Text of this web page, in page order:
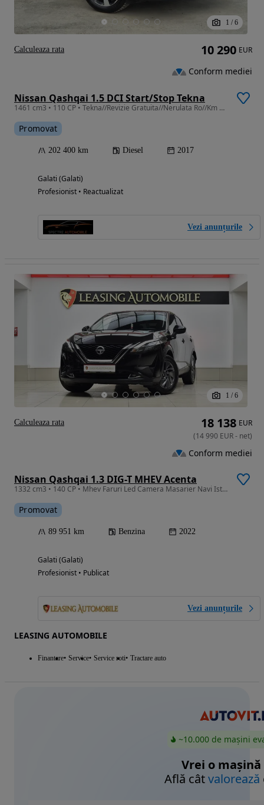
1 / 6
Nissan Qashqai 1.5 DCI Start/Stop Tekna
1461 cm3 • 110 CP • Tekna//Revizie Gratuita//Nerulata Ro//Km Certificati//Garantie
Promovat
202 400 km Diesel 2017
Galati (Galati)
Profesionist • Reactualizat
Vezi anunțurile
10 290 EUR
Conform mediei
Calculeaza rata
1 / 6
Nissan Qashqai 1.3 DIG-T MHEV Acenta
1332 cm3 • 140 CP • Mhev Faruri Led Camera Masarier Navi Istoric la zi Garantie
Promovat
89 951 km Benzina 2022
Galati (Galati)
Profesionist • Publicat
Vezi anunțurile
LEASING AUTOMOBILE
Finantare Service Service roti Tractare auto
18 138 EUR
(14 990 EUR- net)
Conform mediei
Calculeaza rata
~10.000 de mașini
Vrei o mașină
Află câtvalorează